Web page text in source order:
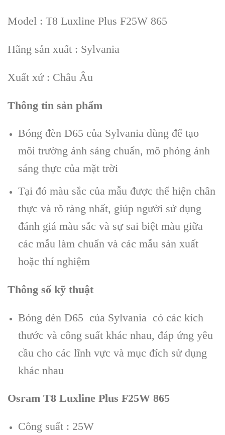
Model : T8 Luxline Plus F25W 865
Hãng sản xuất : Sylvania
Xuất xứ : Châu Âu
Thông tin sản phẩm
Bóng đèn D65 của Sylvania dùng để tạo
môi trường ánh sáng chuẩn, mô phỏng ánh
sáng thực của mặt trời
Tại đó màu sắc của mẫu được thể hiện chân
thực và rõ ràng nhất, giúp người sử dụng
đánh giá màu sắc và sự sai biệt màu giữa
các mẫu làm chuẩn và các mẫu sản xuất
hoặc thí nghiệm
Thông số kỹ thuật
Bóng đèn D65 của Sylvania có các kích
thước và công suất khác nhau, đáp ứng yêu
cầu cho các lĩnh vực và mục đích sử dụng
khác nhau
Osram T8 Luxline Plus F25W 865
Công suất : 25W